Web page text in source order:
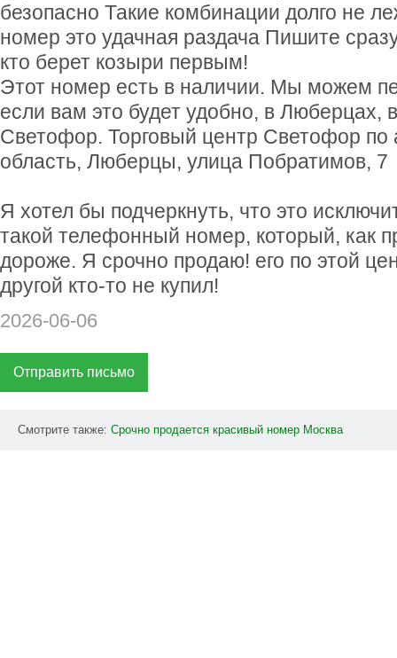
безопасно Такие комбинации долго не
номер это удачная раздача Пишите
кто берет козыри первым!
Этот номер есть в наличии. Мы можем
если вам это будет удобно, в Люберцах,
Светофор. Торговый центр Светофор по
область, Люберцы, улица Побратимов, 7
Я хотел бы подчеркнуть, что это
такой телефонный номер, который, как
дороже. Я срочно продаю! его по этой
другой кто-то не купил!
2026-06-06
Отправить письмо
Смотрите также: Срочно продается красивый номер Москва